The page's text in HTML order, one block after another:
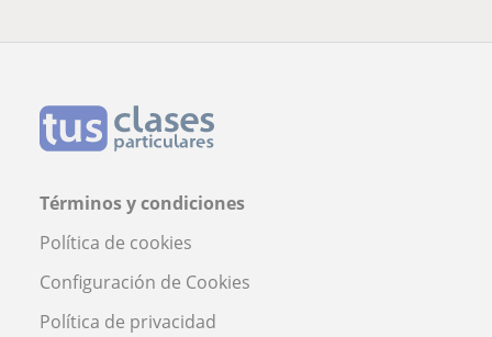
Términos y condiciones
Política de cookies
Configuración de Cookies
Política de privacidad